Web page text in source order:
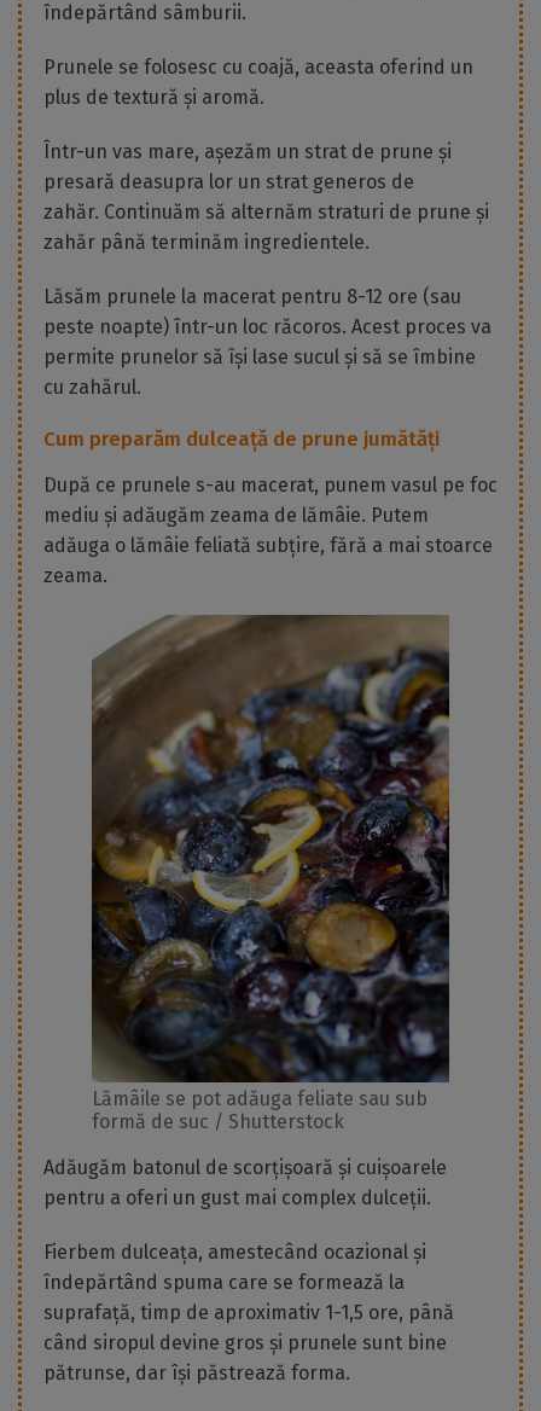
îndepărtând sâmburii.
Prunele se folosesc cu coajă, aceasta oferind un
plus de textură și aromă.
Într-un vas mare, așezăm un strat de prune și
presară deasupra lor un strat generos de
zahăr. Continuăm să alternăm straturi de prune și
zahăr până terminăm ingredientele.
Lăsăm prunele la macerat pentru 8-12 ore (sau
peste noapte) într-un loc răcoros. Acest proces va
permite prunelor să își lase sucul și să se îmbine
cu zahărul.
Cum preparăm dulceață de prune jumătăți
După ce prunele s-au macerat, punem vasul pe foc
mediu și adăugăm zeama de lămâie. Putem
adăuga o lămâie feliată subțire, fără a mai stoarce
zeama.
Lămâile se pot adăuga feliate sau sub
formă de suc / Shutterstock
Adăugăm batonul de scorțișoară și cuișoarele
pentru a oferi un gust mai complex dulceții.
Fierbem dulceața, amestecând ocazional și
îndepărtând spuma care se formează la
suprafață, timp de aproximativ 1-1,5 ore, până
când siropul devine gros și prunele sunt bine
pătrunse, dar își păstrează forma.